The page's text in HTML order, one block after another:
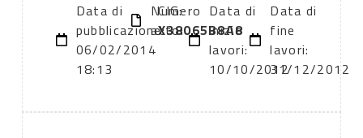
Data di
pubblicazione:
06/02/2014
18:13
Numero
atto:
CIG:
X38065B8A8
Data di
inizio
lavori:
10/10/2012
Data di
fine
lavori:
31/12/2012